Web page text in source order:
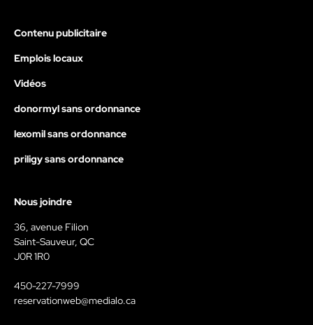
Contenu publicitaire
Emplois locaux
Vidéos
donormyl sans ordonnance
lexomil sans ordonnance
priligy sans ordonnance
Nous joindre
36, avenue Filion
Saint-Sauveur, QC
J0R 1R0
450-227-7999
reservationweb@medialo.ca